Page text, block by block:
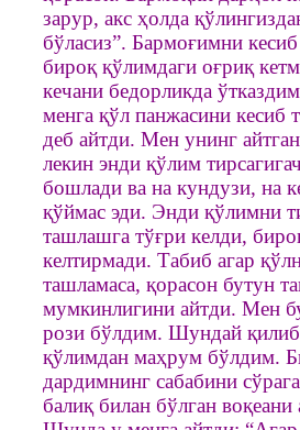
зарур, акс ҳолда
бўласиз”. Бармоғимни
бироқ қўлимдаги оғриқ
кечани бедорликда
менга қўл панжасини кесиб
деб айтди. Мен унинг
лекин энди қўлим
бошлади ва на кундузи, на
қўймас эди. Энди қўлимни
ташлашга тўғри келди,
келтирмади. Табиб агар
ташламаса, қорасон бутун
мумкинлигини айтди. Мен
рози бўлдим. Шундай
қўлимдан маҳрум бўлдим.
дардимнинг сабабини
балиқ билан бўлган